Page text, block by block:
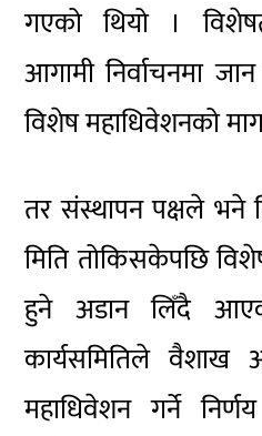
गएको थियो ।
आगामी निर्वाचनमा
विशेष महाधिवेशनको
तर संस्थापन पक्षले भने
मिति तोकिसकेपछि
हुने अडान लिँदै
कार्यसमितिले वैशाख
महाधिवेशन गर्ने